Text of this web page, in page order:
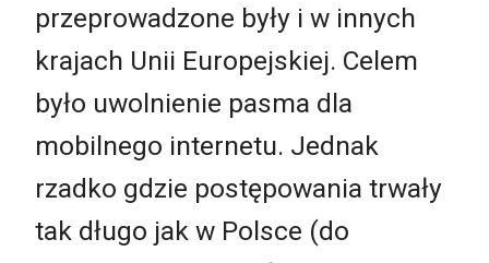
przeprowadzone były i w innych
krajach Unii Europejskiej. Celem
było uwolnienie pasma dla
mobilnego internetu. Jednak
rzadko gdzie postępowania trwały
tak długo jak w Polsce (do